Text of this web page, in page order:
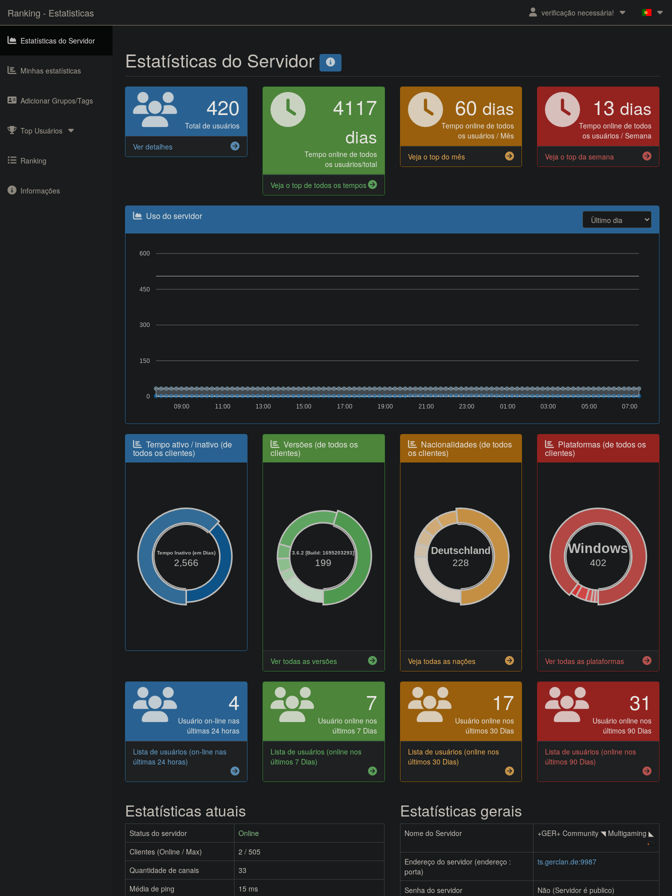
Ranking - Estatisticas verificação necessária!
Estatísticas do Servidor
Minhas estatísticas
Adicionar Grupos/Tags
Top Usuários
Ranking
Informações
Estatísticas do Servidor
420
Total de usuários
Ver detalhes
4117
dias
Tempo online de todos
os usuários/total
Veja o top de todos os tempos
60 dias
Tempo online de todos
os usuários / Mês
Veja o top do mês
13 dias
Tempo online de todos
os usuários / Semana
Veja o top da semana
Uso do servidor
0
150
300
450
600
07:00
05:00
03:00
01:00
23:00
21:00
19:00
17:00
15:00
13:00
11:00
09:00
Tempo ativo / inativo (de
todos os clientes)
Tempo Inativo (em Dias)
2,566
Versões (de todos os
clientes)
3.6.2 [Build: 1695203293]
199
Ver todas as versões
Nacionalidades (de todos
os clientes)
Deutschland
228
Veja todas as nações
Plataformas (de todos os
clientes)
Windows
402
Ver todas as plataformas
4
Usuário on-line nas
últimas 24 horas
Lista de usuários (on-line nas
últimas 24 horas)
7
Usuário online nos
últimos 7 Dias
Lista de usuários (online nos
últimos 7 Dias)
17
Usuário online nos
últimos 30 Dias
Lista de usuários (online nos
últimos 30 Dias)
31
Usuário online nos
últimos 90 Dias
Lista de usuários (online nos
últimos 90 Dias)
Estatísticas atuais
Status do servidor
Online
Clientes (Online / Max)
2 / 505
Quantidade de canais
33
Média de ping
15 ms
Estatísticas gerais
Nome do Servidor +GER+ Community ◥ Multigaming ◣
Endereço do servidor (endereço :
porta)
ts.gerclan.de:9987
Senha do servidor Não (Servidor é publico)